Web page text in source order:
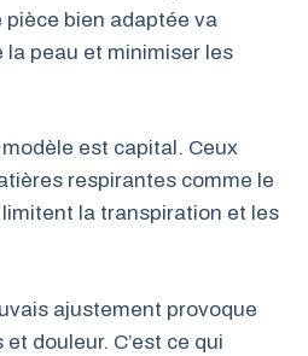
pièce bien adaptée va
la peau et minimiser les
est capital. Ceux
respirantes comme le
la transpiration et les
ajustement provoque
douleur. C’est ce qui